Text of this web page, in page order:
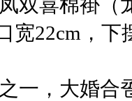
双喜棉褂（
宽22cm，
一，大婚合